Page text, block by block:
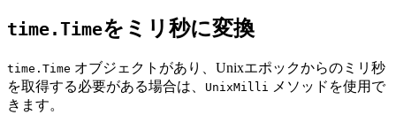
time.Timeをミリ秒に変換
time.Time オブジェクトがあり、Unixエポックからのミリ秒
を取得する必要がある場合は、
UnixMilli メソッドを使用で
きます。